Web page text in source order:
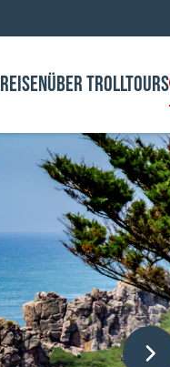
REISENÜBER TROLLTOURS